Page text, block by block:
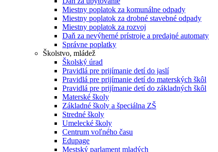
Miestny poplatok za komunálne odpady
Miestny poplatok za drobné stavebné odpady
Miestny poplatok za rozvoj
Daň za nevýherné prístroje a predajné automaty
Správne poplatky
Školstvo, mládež
Školský úrad
Pravidlá pre prijímanie detí do jaslí
Pravidlá pre prijímanie detí do materských škôl
Pravidlá pre prijímanie detí do základných škôl
Materské školy
Základné školy a špeciálna ZŠ
Stredné školy
Umelecké školy
Centrum voľného času
Edupage
Mestský parlament mladých